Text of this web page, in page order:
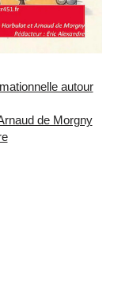
autour
de Morgny